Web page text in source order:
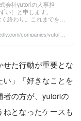
ートアップの話
会社yutoriの人事担
い）と申します。
終わり。これまでを振
ーの中に"お試し入
companies/yutori2/
た行動が重要とな
」「好きなことを
者の方が、yutoriの
となったケースも